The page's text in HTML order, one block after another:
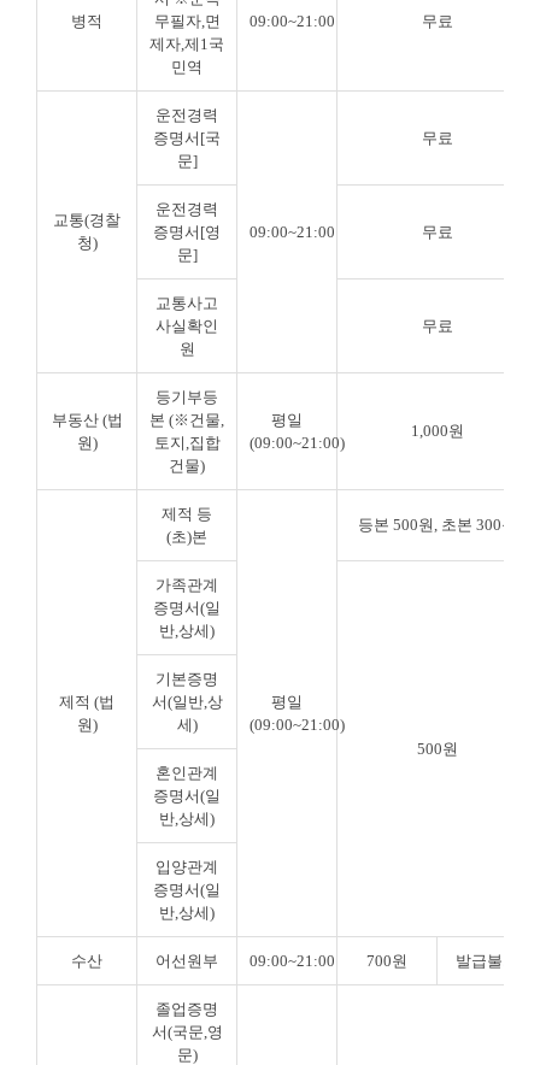
병적
무필자,면
제자,제1국
민역
09:00~21:00 무료
교통(경찰
청)
운전경력
증명서[국
문]
09:00~21:00
무료
운전경력
증명서[영
문]
무료
교통사고
사실확인
원
무료
부동산 (법
원)
등기부등
본 (※건물,
토지,집합
건물)
평일
(09:00~21:00)
1,000원
제적 (법
원)
제적 등
(초)본
평일
(09:00~21:00)
등본 500원, 초본 300원
가족관계
증명서(일
반,상세)
500원
기본증명
서(일반,상
세)
혼인관계
증명서(일
반,상세)
입양관계
증명서(일
반,상세)
수산 어선원부 09:00~21:00 700원 발급불가
졸업증명
서(국문,영
문)